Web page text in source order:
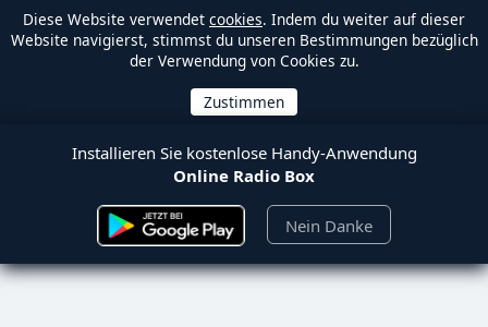
Diese Website verwendet cookies. Indem du weiter auf dieser
Website navigierst, stimmst du unseren Bestimmungen bezüglich
der Verwendung von Cookies zu.
Installieren Sie kostenlose Handy-Anwendung
Online Radio Box
Nein Danke